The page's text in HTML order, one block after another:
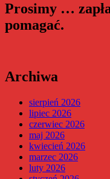
Prosimy …
pomagać.
Archiwa
sierpień 2026
lipiec 2026
czerwiec 2026
maj 2026
kwiecień 2026
marzec 2026
luty 2026